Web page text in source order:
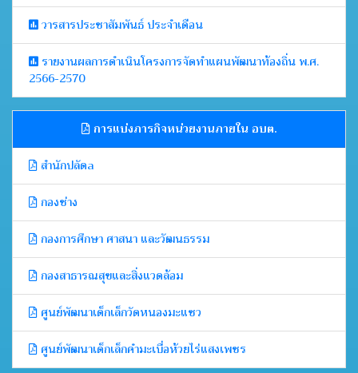
วารสารประชาสัมพันธ์ ประจำเดือน
รายงานผลการดำเนินโครงการจัดทำแผนพัฒนาท้องถิ่น พ.ศ.
2566-2570
การแบ่งภารกิจหน่วยงานภายใน อบต.
สำนักปลัดa
กองช่าง
กองการศึกษา ศาสนา และวัฒนธรรม
กองสาธารณสุขและสิ่งแวดล้อม
ศูนย์พัฒนาเด็กเล็กวัดหนองมะแซว
ศูนย์พัฒนาเด็กเล็กคำมะเบื่อห้วยไร่แสงเพชร